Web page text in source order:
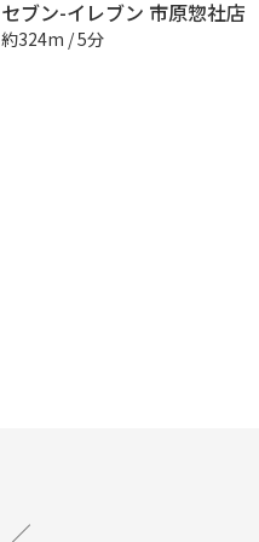
セブン-イレブン 市原惣社店
約324m / 5分